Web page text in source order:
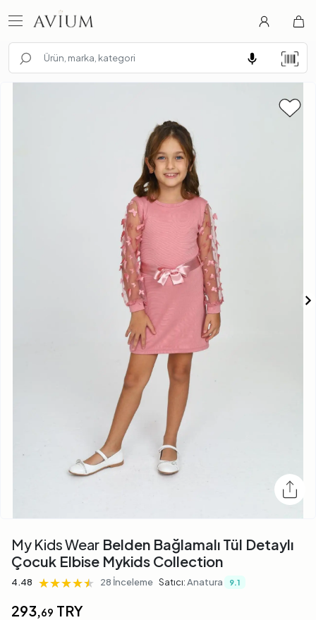
My Kids Wear Belden Bağlamalı Tül Detaylı
Çocuk Elbise Mykids Collection
4.48 ★★★★★
★★★★★
★★★★★ 28 İnceleme Satıcı:Anatura 9.1
293,69 TRY